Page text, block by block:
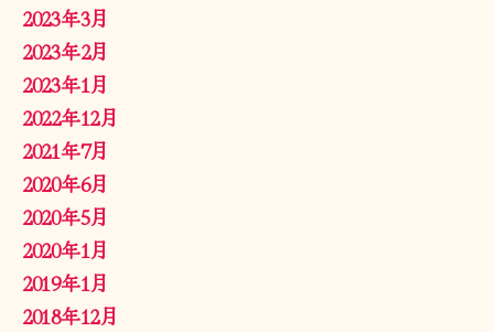
2023年3月
2023年2月
2023年1月
2022年12月
2021年7月
2020年6月
2020年5月
2020年1月
2019年1月
2018年12月